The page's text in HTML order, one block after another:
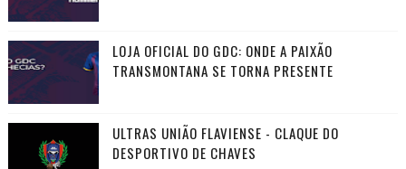
LOJA OFICIAL DO GDC: ONDE A PAIXÃO
TRANSMONTANA SE TORNA PRESENTE
ULTRAS UNIÃO FLAVIENSE - CLAQUE DO
DESPORTIVO DE CHAVES